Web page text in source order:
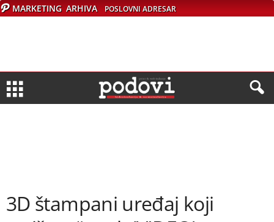
MARKETING ARHIVA POSLOVNI ADRESAR
3D štampani uređaj koji